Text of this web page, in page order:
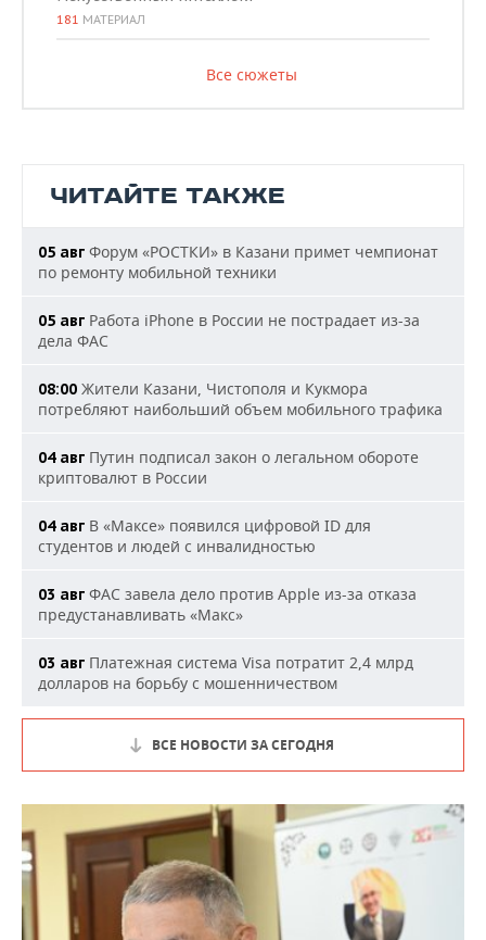
181 МАТЕРИАЛ
Все сюжеты
ЧИТАЙТЕ ТАКЖЕ
05 авг Форум «РОСТКИ» в Казани примет чемпионат
по ремонту мобильной техники
05 авг Работа iPhone в России не пострадает из-за
дела ФАС
08:00 Жители Казани, Чистополя и Кукмора
потребляют наибольший объем мобильного трафика
04 авг Путин подписал закон о легальном обороте
криптовалют в России
04 авг В «Максе» появился цифровой ID для
студентов и людей с инвалидностью
03 авг ФАС завела дело против Apple из-за отказа
предустанавливать «Макс»
03 авг Платежная система Visa потратит 2,4 млрд
долларов на борьбу с мошенничеством
ВСЕ НОВОСТИ ЗА СЕГОДНЯ